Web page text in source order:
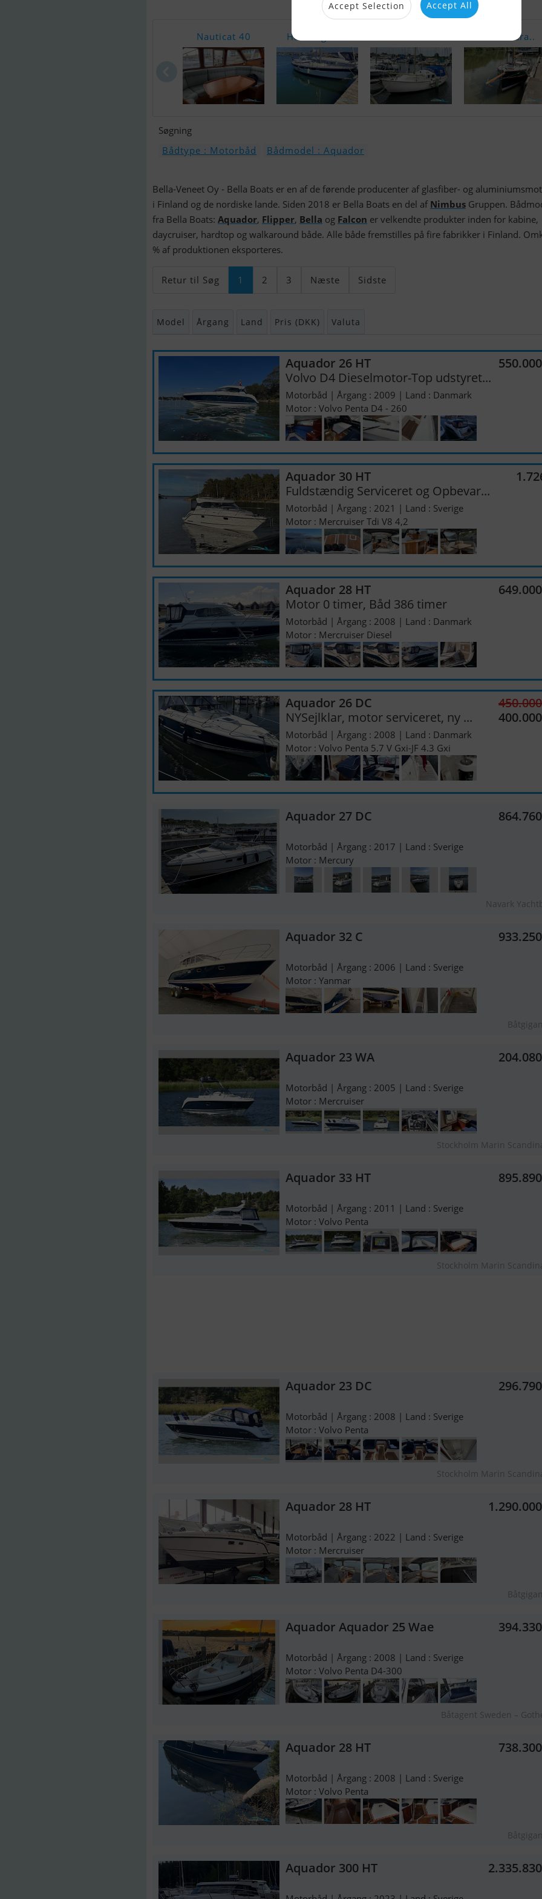
Nauticat 40 Hallberg-Ra.. Cornish Cra..
Søgning
Bådtype : Motorbåd
Bådmodel : Aquador
Bella-Veneet Oy - Bella Boats er en af ​​de førende producenter af glasfiber- og
i Finland og de nordiske lande. Siden 2018 er Bella Boats en del af Nimbus Gruppen.
fra Bella Boats: Aquador, Flipper, Bella og Falcon er velkendte produkter inden for kabine,
daycruiser, hardtop og walkaround både. Alle både fremstilles på fire fabrikker i Finland.
% af produktionen eksporteres.
Retur til Søg 1 2 3 Næste Sidste
Model Årgang Land Pris (DKK) Valuta
Aquador 26 HT
Volvo D4 Dieselmotor-Top udstyret...
Motorbåd | Årgang : 2009 | Land : Danmark
Motor : Volvo Penta D4 - 260
Aquador 30 HT
Fuldstændig Serviceret og Opbevar...
Motorbåd | Årgang : 2021 | Land : Sverige
Motor : Mercruiser Tdi V8 4,2
Aquador 28 HT
Motor 0 timer, Båd 386 timer
Motorbåd | Årgang : 2008 | Land : Danmark
Motor : Mercruiser Diesel
Aquador 26 DC
NYSejlklar, motor serviceret, ny ...
Motorbåd | Årgang : 2008 | Land : Danmark
Motor : Volvo Penta 5.7 V Gxi-JF 4.3 Gxi
Aquador 27 DC
Motorbåd | Årgang : 2017 | Land : Sverige
Motor : Mercury
Navark
Aquador 32 C
Motorbåd | Årgang : 2006 | Land : Sverige
Motor : Yanmar
Aquador 23 WA
Motorbåd | Årgang : 2005 | Land : Sverige
Motor : Mercruiser
Stockholm Marin
Aquador 33 HT
Motorbåd | Årgang : 2011 | Land : Sverige
Motor : Volvo Penta
Stockholm Marin
Aquador 23 DC
Motorbåd | Årgang : 2008 | Land : Sverige
Motor : Volvo Penta
Stockholm Marin
Aquador 28 HT
Motorbåd | Årgang : 2022 | Land : Sverige
Motor : Mercruiser
Aquador Aquador 25 Wae
Motorbåd | Årgang : 2008 | Land : Sverige
Motor : Volvo Penta D4-300
Båtagent Sweden –
Aquador 28 HT
Motorbåd | Årgang : 2008 | Land : Sverige
Motor : Volvo Penta
Aquador 300 HT
Accept Selection Accept All